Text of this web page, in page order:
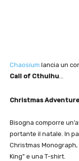
Chaosium lancia un
Call of Cthulhu…
Christmas
Bisogna comporre
portante il natale. In
Christmas Monograph,
King” e una T-shirt.